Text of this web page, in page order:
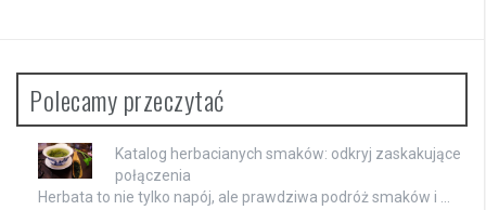
Polecamy przeczytać
Katalog herbacianych smaków: odkryj zaskakujące
połączenia
Herbata to nie tylko napój, ale prawdziwa podróż smaków i …